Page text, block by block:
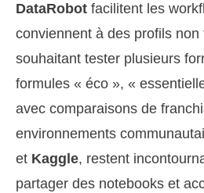
DataRobot facilitent les
conviennent à des profils non
souhaitant tester plusieurs
formules « éco », «
avec comparaisons de
environnements
et Kaggle, restent
partager des notebooks et